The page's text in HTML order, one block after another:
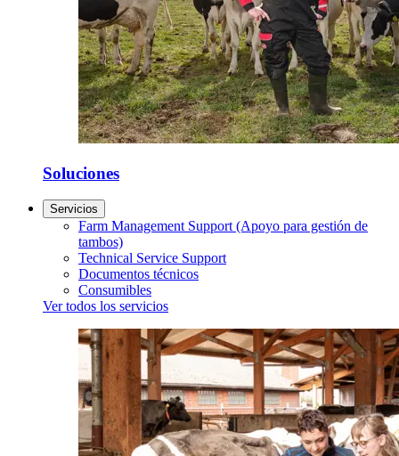
Soluciones
Servicios
Farm Management Support (Apoyo para gestión de
tambos)
Technical Service Support
Documentos técnicos
Consumibles
Ver todos los servicios